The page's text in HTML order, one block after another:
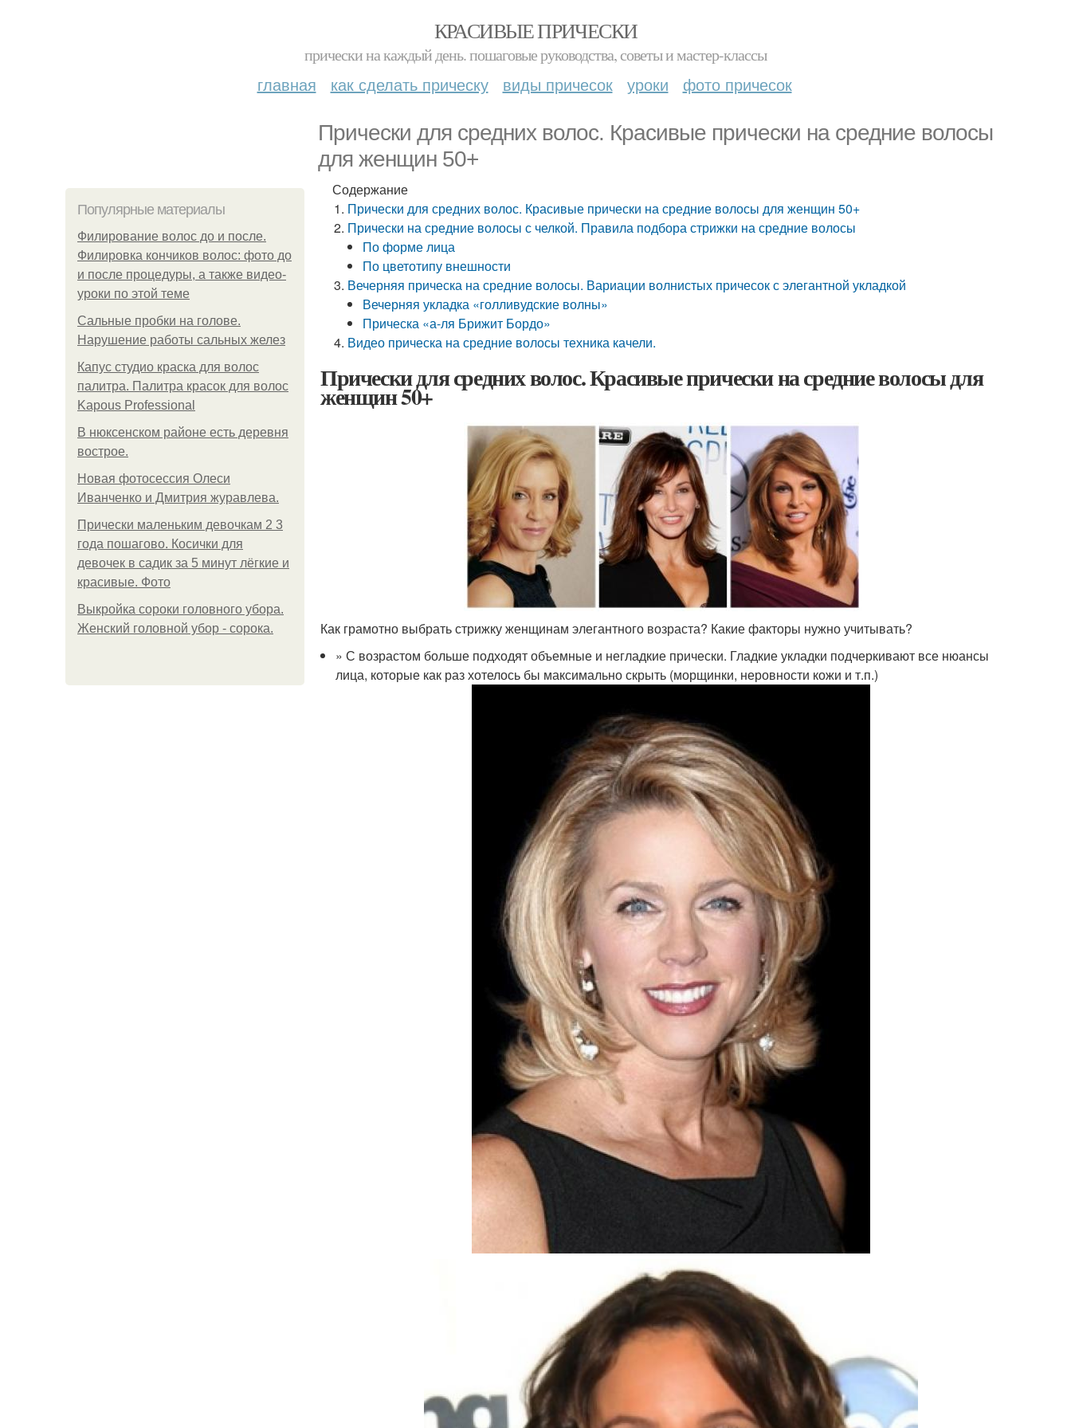
КРАСИВЫЕ ПРИЧЕСКИ
прически на каждый день. пошаговые руководства, советы и мастер-классы
главная как сделать прическу виды причесок уроки фото причесок
Прически для средних волос. Красивые прически на средние волосы
для женщин 50+
Популярные материалы
Филирование волос до и после.
Филировка кончиков волос: фото до
и после процедуры, а также видео-
уроки по этой теме
Сальные пробки на голове.
Нарушение работы сальных желез
Капус студио краска для волос
палитра. Палитра красок для волос
Kapous Professional
В нюксенском районе есть деревня
вострое.
Новая фотосессия Олеси
Иванченко и Дмитрия журавлева.
Прически маленьким девочкам 2 3
года пошагово. Косички для
девочек в садик за 5 минут лёгкие и
красивые. Фото
Выкройка сороки головного убора.
Женский головной убор - сорока.
Содержание
Прически для средних волос. Красивые прически на средние волосы для женщин 50+
Прически на средние волосы с челкой. Правила подбора стрижки на средние волосы
По форме лица
По цветотипу внешности
Вечерняя прическа на средние волосы. Вариации волнистых причесок с элегантной укладкой
Вечерняя укладка «голливудские волны»
Прическа «а-ля Брижит Бордо»
Видео прическа на средние волосы техника качели.
Прически для средних волос. Красивые прически на средние волосы для
женщин 50+
Как грамотно выбрать стрижку женщинам элегантного возраста? Какие факторы нужно учитывать?
» С возрастом больше подходят объемные и негладкие прически. Гладкие укладки подчеркивают все нюансы
лица, которые как раз хотелось бы максимально скрыть (морщинки, неровности кожи и т.п.)